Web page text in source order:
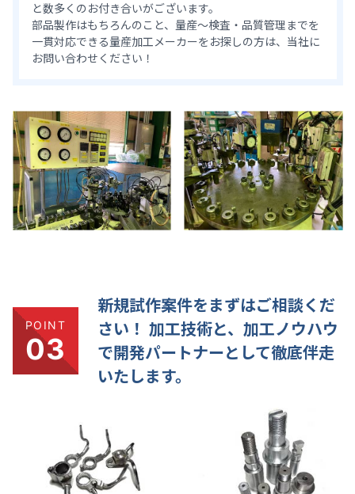
と数多くのお付き合いがございます。
部品製作はもちろんのこと、量産～検査・品質管理までを
一貫対応できる量産加工メーカーをお探しの方は、当社に
お問い合わせください！
POINT
03
新規試作案件をまずはご相談くだ
さい！ 加工技術と、加工ノウハウ
で開発パートナーとして徹底伴走
いたします。